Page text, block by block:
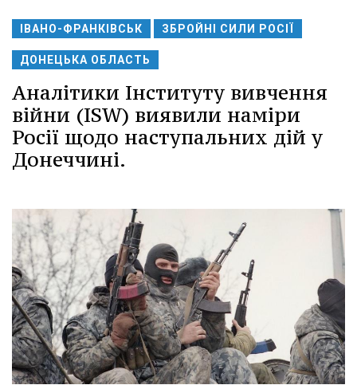
ІВАНО-ФРАНКІВСЬК ЗБРОЙНІ СИЛИ РОСІЇ
ДОНЕЦЬКА ОБЛАСТЬ
Аналітики Інституту вивчення
війни (ISW) виявили наміри
Росії щодо наступальних дій у
Донеччині.